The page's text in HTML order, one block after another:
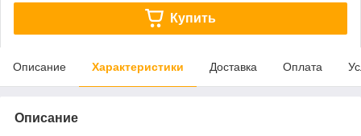
Купить
Описание Характеристики Доставка Оплата
Описание